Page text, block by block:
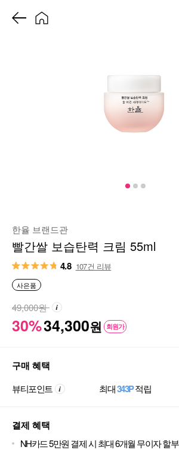
한율 브랜드관
빨간쌀 보습탄력 크림 55ml
4.8 107건 리뷰
사은품
30%34,300원 회원가
49,000원
구매 혜택
뷰티포인트 최대343P적립
결제 혜택
NH카드 5만원 결제 시 최대 6개월 무이자 할부